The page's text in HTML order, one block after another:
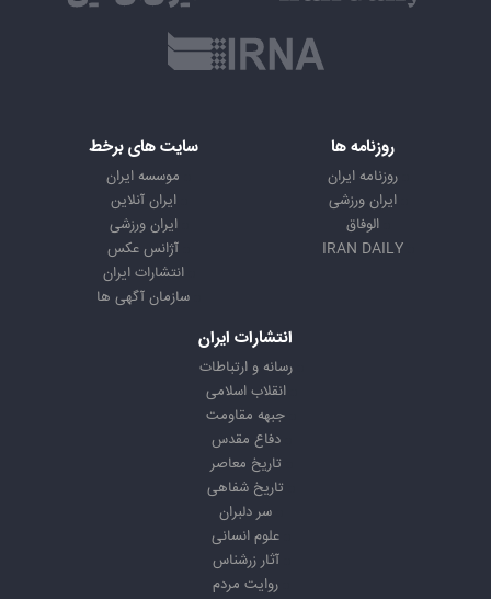
روزنامه ها
روزنامه ایران
ایران ورزشی
الوفاق
IRAN DAILY
سایت های برخط
موسسه ایران
ایران آنلاین
ایران ورزشی
آژانس عکس
انتشارات ایران
سازمان آگهی ها
انتشارات ایران
رسانه و ارتباطات
انقلاب اسلامی
جبهه مقاومت
دفاع مقدس
تاریخ معاصر
تاریخ شفاهی
سر دلبران
علوم انسانی
آثار زرشناس
روایت مردم